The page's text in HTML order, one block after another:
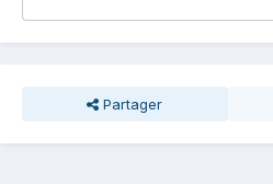
Partager